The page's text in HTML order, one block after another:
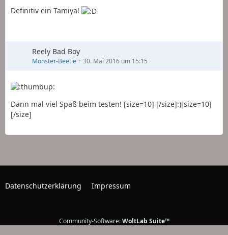
Definitiv ein Tamiya!
Reely Bad Boy
Monster-Beetle 30. Mai 2016 um 15:15
Dann mal viel Spaß beim testen! [size=10] [/size]:)[size=10]
[/size]
Datenschutzerklärung Impressum
Community-Software:WoltLab Suite™